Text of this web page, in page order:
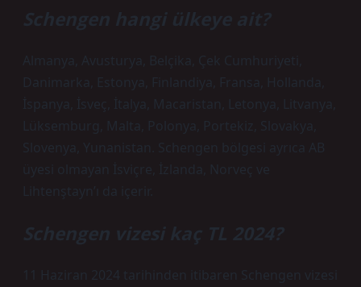
Schengen hangi ülkeye ait?
Almanya, Avusturya, Belçika, Çek Cumhuriyeti,
Danimarka, Estonya, Finlandiya, Fransa, Hollanda,
İspanya, İsveç, İtalya, Macaristan, Letonya, Litvanya,
Lüksemburg, Malta, Polonya, Portekiz, Slovakya,
Slovenya, Yunanistan. Schengen bölgesi ayrıca AB
üyesi olmayan İsviçre, İzlanda, Norveç ve
Lihtenştayn’ı da içerir.
Schengen vizesi kaç TL 2024?
11 Haziran 2024 tarihinden itibaren Schengen vizesi